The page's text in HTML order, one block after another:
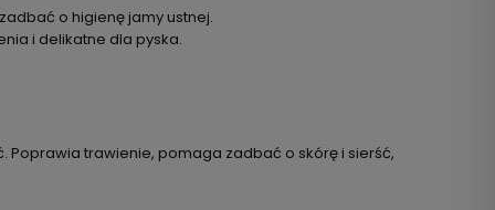
o higienę jamy ustnej.
i delikatne dla pyska.
Poprawia trawienie, pomaga zadbać o skórę i sierść,